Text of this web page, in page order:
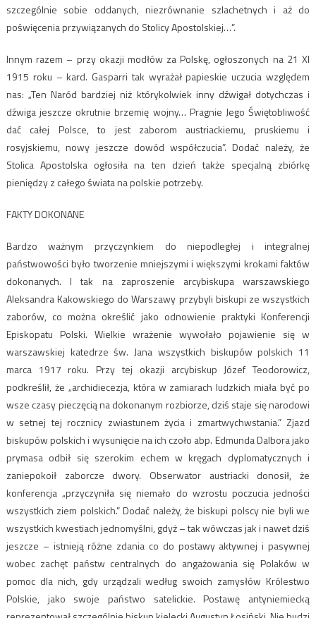
szczególnie sobie oddanych, niezrównanie szlachetnych i aż do
poświęcenia przywiązanych do Stolicy Apostolskiej…”.
Innym razem – przy okazji modłów za Polskę, ogłoszonych na 21 XI
1915 roku – kard. Gasparri tak wyrażał papieskie uczucia względem
nas: „Ten Naród bardziej niż którykolwiek inny dźwigał dotychczas i
dźwiga jeszcze okrutnie brzemię wojny… Pragnie Jego Świętobliwość
dać całej Polsce, to jest zaborom austriackiemu, pruskiemu i
rosyjskiemu, nowy jeszcze dowód współczucia”. Dodać należy, że
Stolica Apostolska ogłosiła na ten dzień także specjalną zbiórkę
pieniędzy z całego świata na polskie potrzeby.
FAKTY DOKONANE
Bardzo ważnym przyczynkiem do niepodległej i integralnej
państwowości było tworzenie mniejszymi i większymi krokami faktów
dokonanych. I tak na zaproszenie arcybiskupa warszawskiego
Aleksandra Kakowskiego do Warszawy przybyli biskupi ze wszystkich
zaborów, co można określić jako odnowienie praktyki Konferencji
Episkopatu Polski. Wielkie wrażenie wywołało pojawienie się w
warszawskiej katedrze św. Jana wszystkich biskupów polskich 11
marca 1917 roku. Przy tej okazji arcybiskup Józef Teodorowicz,
podkreślił, że „archidiecezja, która w zamiarach ludzkich miała być po
wsze czasy pieczęcią na dokonanym rozbiorze, dziś staje się narodowi
w setnej tej rocznicy zwiastunem życia i zmartwychwstania.” Zjazd
biskupów polskich i wysunięcie na ich czoło abp. Edmunda Dalbora jako
prymasa odbił się szerokim echem w kręgach dyplomatycznych i
zaniepokoił zaborcze dwory. Obserwator austriacki donosił, że
konferencja „przyczyniła się niemało do wzrostu poczucia jedności
wszystkich ziem polskich.” Dodać należy, że biskupi polscy nie byli we
wszystkich kwestiach jednomyślni, gdyż – tak wówczas jak i nawet dziś
jeszcze – istnieją różne zdania co do postawy aktywnej i pasywnej
wobec zachęt państw centralnych do angażowania się Polaków w
pomoc dla nich, gdy urządzali według swoich zamysłów Królestwo
Polskie, jako swoje państwo satelickie. Postawę antyniemiecką